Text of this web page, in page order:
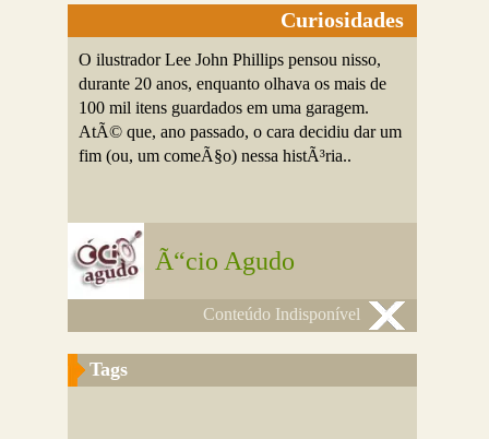
Curiosidades
O ilustrador Lee John Phillips pensou nisso,
durante 20 anos, enquanto olhava os mais de
100 mil itens guardados em uma garagem.
AtÃ© que, ano passado, o cara decidiu dar um
fim (ou, um comeÃ§o) nessa histÃ³ria..
Ã“cio Agudo
Conteúdo Indisponível
Tags